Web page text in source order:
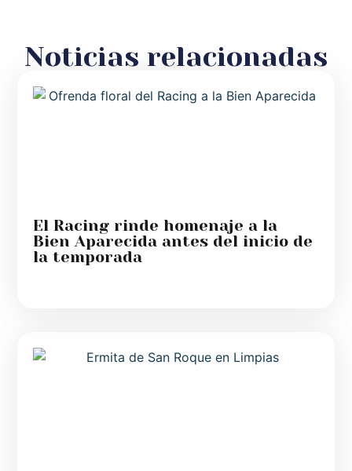
Noticias relacionadas
El Racing rinde homenaje a la
Bien Aparecida antes del inicio de
la temporada